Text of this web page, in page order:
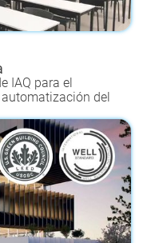
IAQ para el
del